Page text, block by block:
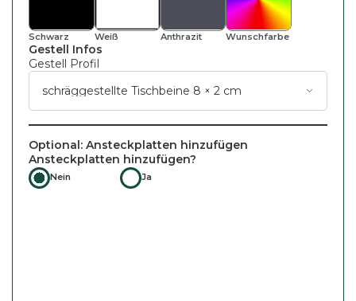
Schwarz Weiß Anthrazit WunschFarbe
Gestell Infos
Gestell Profil
Optional: Ansteckplatten hinzufügen
Ansteckplatten hinzufügen?
Nein Ja